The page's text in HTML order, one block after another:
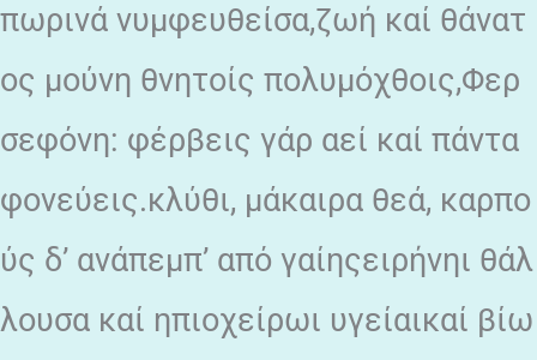
πωρινά νυμφευθείσα,ζωή καί θάνατ
ος μούνη θνητοίς πολυμόχθοις,Φερ
σεφόνη: φέρβεις γάρ αεί καί πάντα
φονεύεις.κλύθι, μάκαιρα θεά, καρπο
ύς δ’ ανάπεμπ’ από γαίηςειρήνηι θάλ
λουσα καί ηπιοχείρωι υγείαικαί βίω